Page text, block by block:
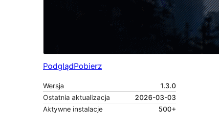
PodglądPobierz
Wersja
1.3.0
Ostatnia aktualizacja
2026-03-03
Aktywne instalacje
500+